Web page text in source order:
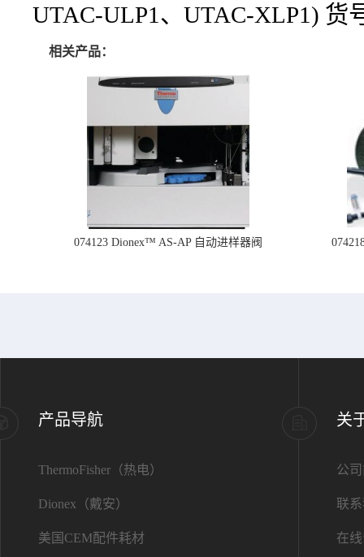
UTAC-ULP1、UTAC-XLP1) 货
相关产品：
074123 Dionex™ AS-AP 自动进样器阀
产品导航
ThermoFisher（热电）
Dionex（戴安）
美国CEM配件耗材
关
公
联
在